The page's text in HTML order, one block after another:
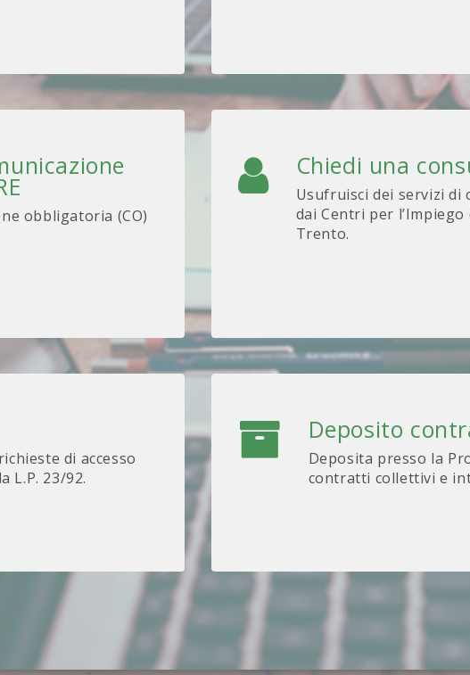
obbligatoria (CO)
Chiedi una
Usufruisci dei servizi
dai Centri per
Trento.
di accesso
L.P. 23/92.
Deposito
Deposita presso la
contratti collettivi e